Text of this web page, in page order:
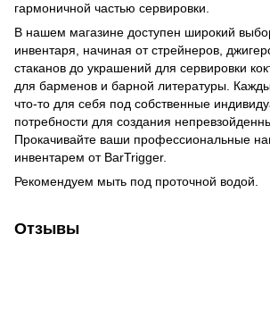
гармоничной частью сервировки.
В нашем магазине доступен широкий
инвентаря, начиная от стрейнеров,
стаканов до украшений для сервировки
для барменов и барной литературы.
что-то для себя под собственные
потребности для создания
Прокачивайте ваши профессиональные
инвентарем от BarTrigger.
Рекомендуем мыть под проточной водой.
Отзывы